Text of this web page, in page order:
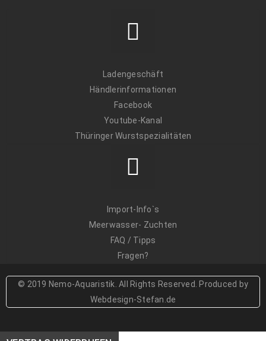
Ladengeschäft
Händlerinformationen
Facebook
Youtube-Kanal
Thüringer Wurstspezialitäten
Import-Info`s
Meerwasser- Zuchten
FAQ / Tipps
Fragen?
© 2019 Nemo-Aquaristik. All Rights Reserved. Produced by
Webdesign-Stefan.de